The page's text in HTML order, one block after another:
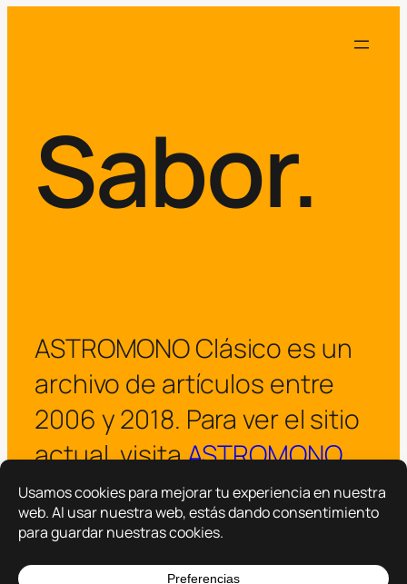
Sabor.
ASTROMONO Clásico es un
archivo de artículos entre
2006 y 2018. Para ver el sitio
actual, visitaASTROMONO.
¡Visitar ASTROMONO ya!
Copyright © 2025 –ASTROMONO Hazlo por familia.